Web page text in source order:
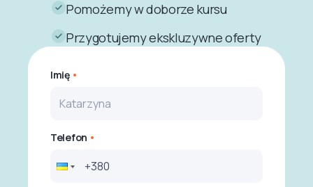
Pomożemy w doborze kursu
Przygotujemy ekskluzywne oferty
Imię
Telefon